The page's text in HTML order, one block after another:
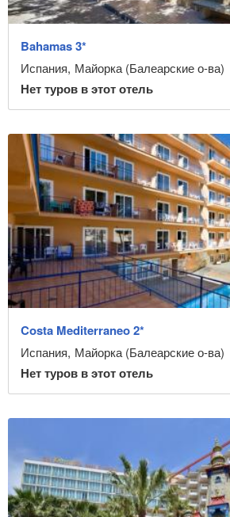
Очистить фильтр
Bahamas 3*
Испания, Майорка (Балеарские о-ва)
Нет туров в этот отель
Costa Mediterraneo 2*
Испания, Майорка (Балеарские о-ва)
Нет туров в этот отель